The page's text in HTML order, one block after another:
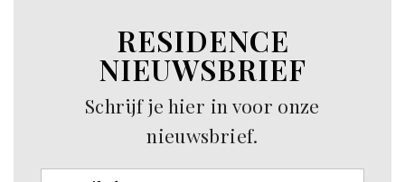
RESIDENCE
NIEUWSBRIEF
Schrijf je hier in voor onze
nieuwsbrief.